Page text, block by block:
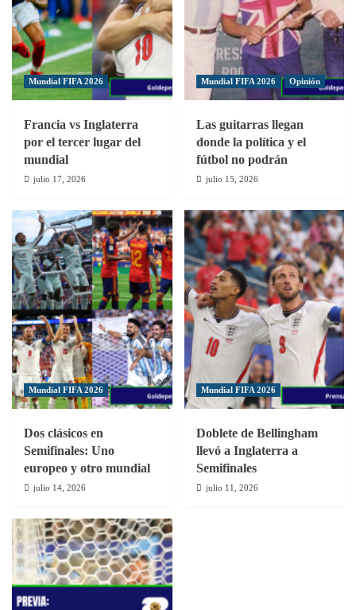
logro
sin
precedentes»
Mundial FIFA 2026
Francia vs Inglaterra
por el tercer lugar del
mundial
julio 17, 2026
Mundial FIFA 2026 Opinión
Las guitarras llegan
donde la política y el
fútbol no podrán
julio 15, 2026
Mundial FIFA 2026
Dos clásicos en
Semifinales: Uno
europeo y otro mundial
julio 14, 2026
Mundial FIFA 2026
Doblete de Bellingham
llevó a Inglaterra a
Semifinales
julio 11, 2026